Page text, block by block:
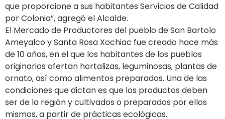
que proporcione a sus habitantes Servicios de Calidad
por Colonia”, agregó el Alcalde.
El Mercado de Productores del pueblo de San Bartolo
Ameyalco y Santa Rosa Xochiac fue creado hace más
de 10 años, en el que los habitantes de los pueblos
originarios ofertan hortalizas, leguminosas, plantas de
ornato, así como alimentos preparados. Una de las
condiciones que dictan es que los productos deben
ser de la región y cultivados o preparados por ellos
mismos, a partir de prácticas ecológicas.